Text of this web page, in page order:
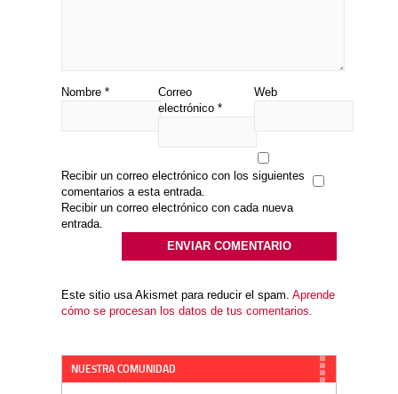
Nombre *
Correo
electrónico *
Web
Recibir un correo electrónico con los siguientes
comentarios a esta entrada.
Recibir un correo electrónico con cada nueva
entrada.
Este sitio usa Akismet para reducir el spam. Aprende
cómo se procesan los datos de tus comentarios.
NUESTRA COMUNIDAD